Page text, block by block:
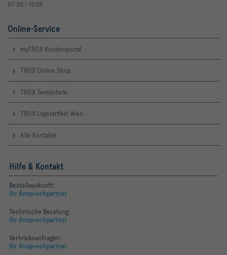
07:30 - 12:00
Online-Service
myTROX Kundenportal
TROX Online Shop
TROX Terminliste
TROX Lagerartikel Wien
Alle Kontakte
Hilfe & Kontakt
Bestellauskunft:
Ihr Ansprechpartner
Technische Beratung:
Ihr Ansprechpartner
Vertriebsanfragen:
Ihr Ansprechpartner